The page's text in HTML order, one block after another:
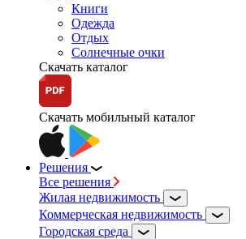
Книги
Одежда
Отдых
Солнечные очки
Скачать каталог
Скачать мобильный каталог
Решения
Все решения
Жилая недвижимость
Коммерческая недвижимость
Городская среда